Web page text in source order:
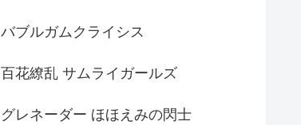
バブルガムクライシス
百花繚乱 サムライガールズ
グレネーダー ほほえみの閃士